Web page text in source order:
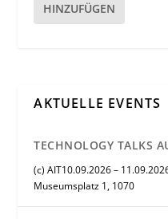
HINZUFÜGEN
AKTUELLE EVENTS
TECHNOLOGY TALKS
(c) AIT10.09.2026 –
Museumsplatz 1, 1070